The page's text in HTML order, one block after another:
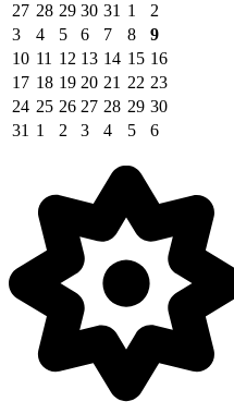
27 28 29 30 31 1
2
3
4 5 6 7 8
9
10 11 12 13 14 15 16
17 18 19 20 21 22 23
24 25 26 27 28 29 30
31 1 2 3 4 5 6